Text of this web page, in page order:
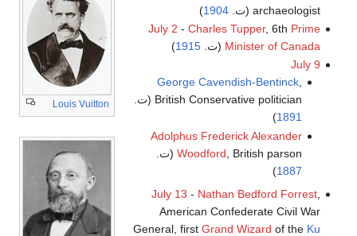
Louis Vuitton
archaeologist (ت.
1904
)
July 2 - Charles Tupper, 6th Prime
Minister of Canada (ت.1915
)
July 9
George Cavendish-Bentinck,
British Conservative politician (ت.
1891
)
Adolphus Frederick Alexander
Woodford , British parson (ت.
1887
)
July 13 - Nathan Bedford Forrest,
American Confederate Civil War
General, first Grand Wizard of the Ku